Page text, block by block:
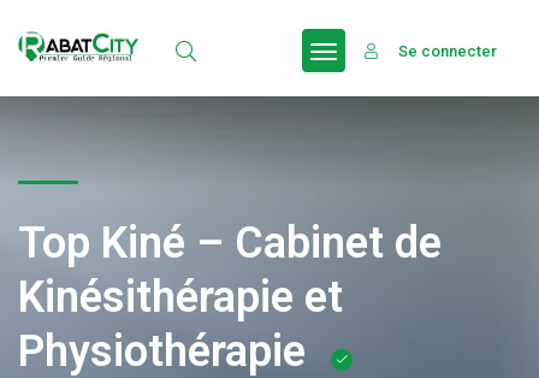
Se connecter
Top Kiné – Cabinet de
Kinésithérapie et
Physiothérapie